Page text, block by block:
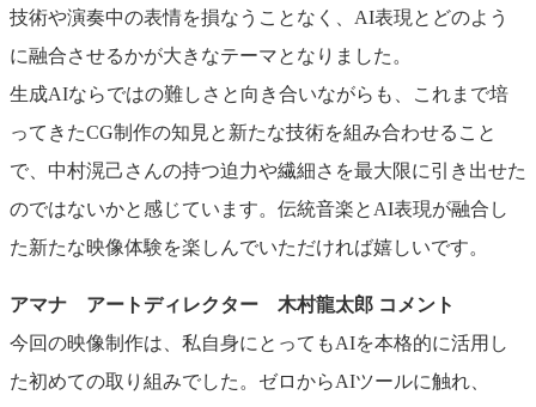
技術や演奏中の表情を損なうことなく、AI表現とどのよう
に融合させるかが大きなテーマとなりました。
生成AIならではの難しさと向き合いながらも、これまで培
ってきたCG制作の知見と新たな技術を組み合わせること
で、中村滉己さんの持つ迫力や繊細さを最大限に引き出せた
のではないかと感じています。伝統音楽とAI表現が融合し
た新たな映像体験を楽しんでいただければ嬉しいです。
アマナ アートディレクター 木村龍太郎 コメント
今回の映像制作は、私自身にとってもAIを本格的に活用し
た初めての取り組みでした。ゼロからAIツールに触れ、